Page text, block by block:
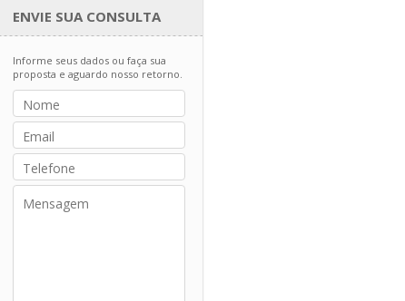
ENVIE SUA CONSULTA
Informe seus dados ou faça sua
proposta e aguardo nosso retorno.